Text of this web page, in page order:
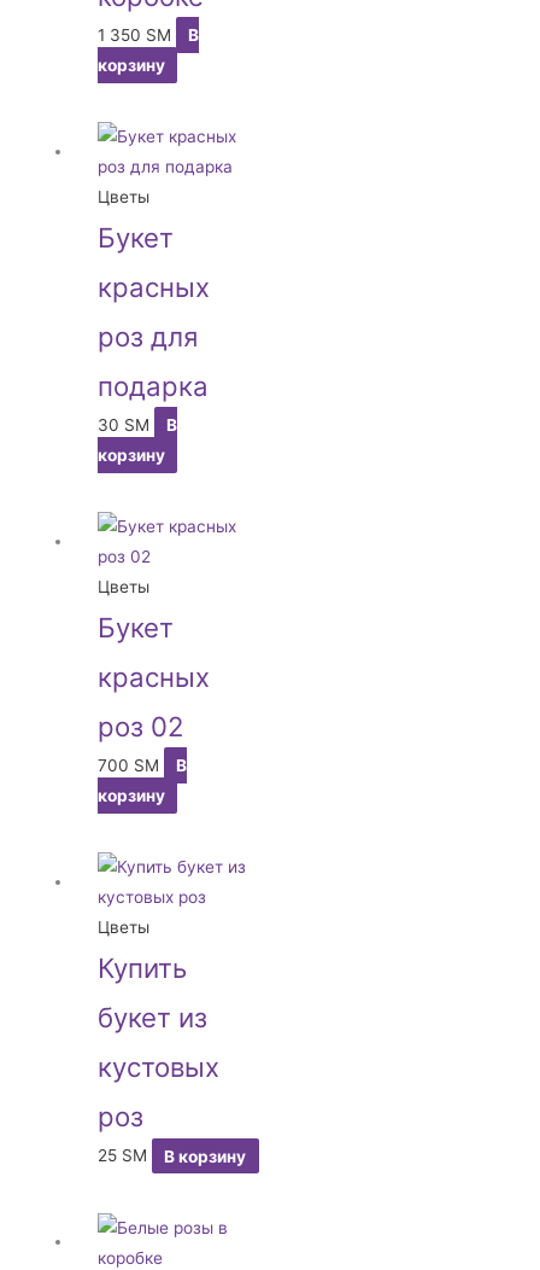
1 350 ЅМ
В
корзину
Цветы
Букет
красных
роз для
подарка
30 ЅМ
В
корзину
Цветы
Букет
красных
роз 02
700 ЅМ
В
корзину
Цветы
Купить
букет из
кустовых
роз
25 ЅМ В корзину